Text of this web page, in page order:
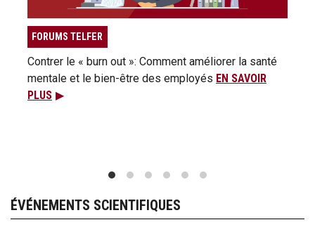
FORUMS TELFER
Contrer le « burn out »: Comment améliorer la santé
mentale et le bien-être des employés EN SAVOIR
PLUS
ÉVÉNEMENTS SCIENTIFIQUES